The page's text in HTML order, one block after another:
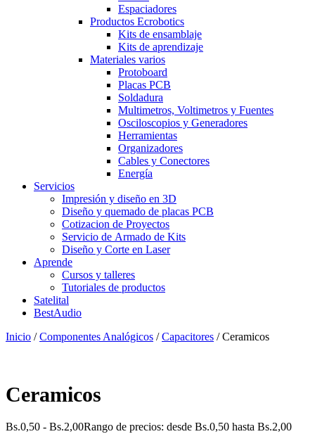
Espaciadores
Productos Ecrobotics
Kits de ensamblaje
Kits de aprendizaje
Materiales varios
Protoboard
Placas PCB
Soldadura
Multimetros, Voltimetros y Fuentes
Osciloscopios y Generadores
Herramientas
Organizadores
Cables y Conectores
Energía
Servicios
Impresión y diseño en 3D
Diseño y quemado de placas PCB
Cotizacion de Proyectos
Servicio de Armado de Kits
Diseño y Corte en Laser
Aprende
Cursos y talleres
Tutoriales de productos
Satelital
BestAudio
Inicio /Componentes Analógicos /Capacitores / Ceramicos
Ceramicos
Bs.0,50 - Bs.2,00Rango de precios: desde Bs.0,50 hasta Bs.2,00